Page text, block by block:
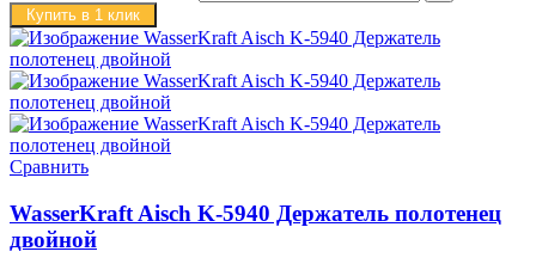
Купить в 1 клик
Сравнить
WasserKraft Aisch K-5940 Держатель полотенец
двойной